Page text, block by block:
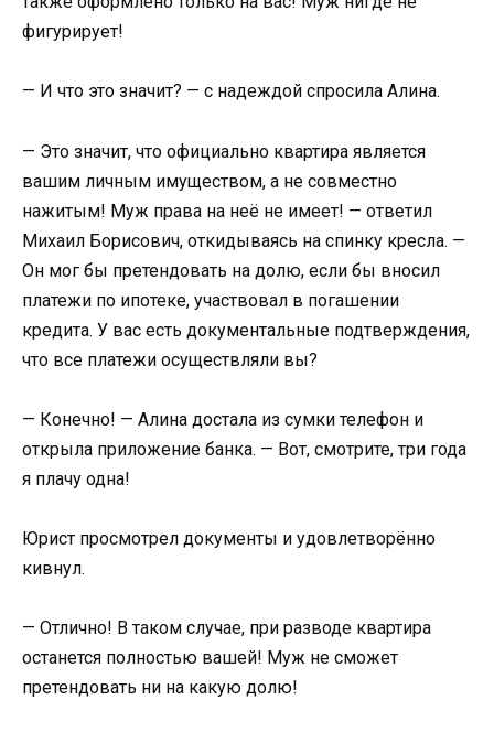
фигурирует!
— И что это значит? — с надеждой спросила Алина.
— Это значит, что официально квартира является
вашим личным имуществом, а не совместно
нажитым! Муж права на неё не имеет! — ответил
Михаил Борисович, откидываясь на спинку кресла. —
Он мог бы претендовать на долю, если бы вносил
платежи по ипотеке, участвовал в погашении
кредита. У вас есть документальные подтверждения,
что все платежи осуществляли вы?
— Конечно! — Алина достала из сумки телефон и
открыла приложение банка. — Вот, смотрите, три года
я плачу одна!
Юрист просмотрел документы и удовлетворённо
кивнул.
— Отлично! В таком случае, при разводе квартира
останется полностью вашей! Муж не сможет
претендовать ни на какую долю!